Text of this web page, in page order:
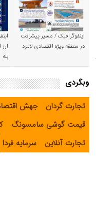
اینفوگرافیک / مسیر پیشرفت
در منطقه ویژه اقتصادی لامرد
بله
وبگردی
تجارت گردان
جهش
قیمت گوشی سامسونگ
تجارت آنلاین
سرمایه فردا